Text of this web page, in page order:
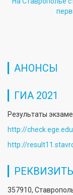
АНОНСЫ
ГИА 2021
Результаты
http://
http://
РЕКВИЗИТЫ
357910,